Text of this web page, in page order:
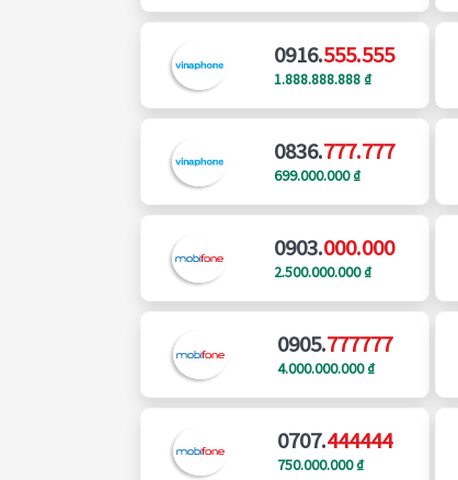
0916.555.555
1.888.888.888 ₫
0836.777.777
699.000.000 ₫
0903.000.000
2.500.000.000 ₫
0905.777777
4.000.000.000 ₫
0707.444444
750.000.000 ₫